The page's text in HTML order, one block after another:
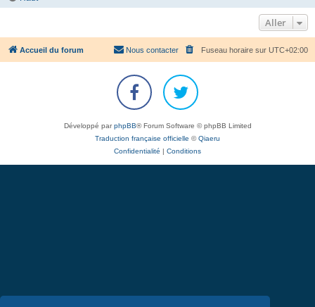
Aller
Accueil du forum Fuseau horaire sur UTC+02:00
Nous contacter
Développé parphpBB® Forum Software © phpBB Limited
Traduction française officielle ©Qiaeru
Confidentialité
Conditions